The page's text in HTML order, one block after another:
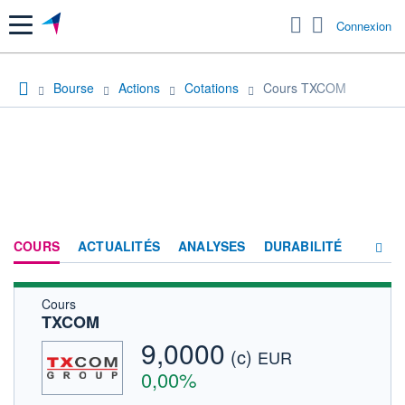
Menu Connexion
Bourse Actions Cotations Cours TXCOM
COURS ACTUALITÉS ANALYSES DURABILITÉ
FORUM
Cours
TXCOM
9,0000 (c) EUR
0,00%